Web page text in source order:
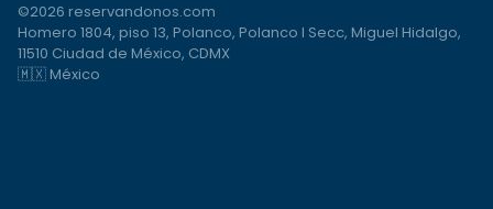
©2026 reservandonos.com
Homero 1804, piso 13, Polanco, Polanco I Secc, Miguel Hidalgo,
11510 Ciudad de México, CDMX
🇲🇽 México